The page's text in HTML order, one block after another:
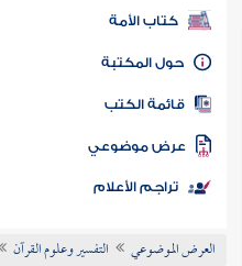
كتب PDF
كتاب الأمة
المكتبة
الكتب
موضوعي
تراجم الأعلام
العرض الموضوعي التفسير وعلوم القرآن